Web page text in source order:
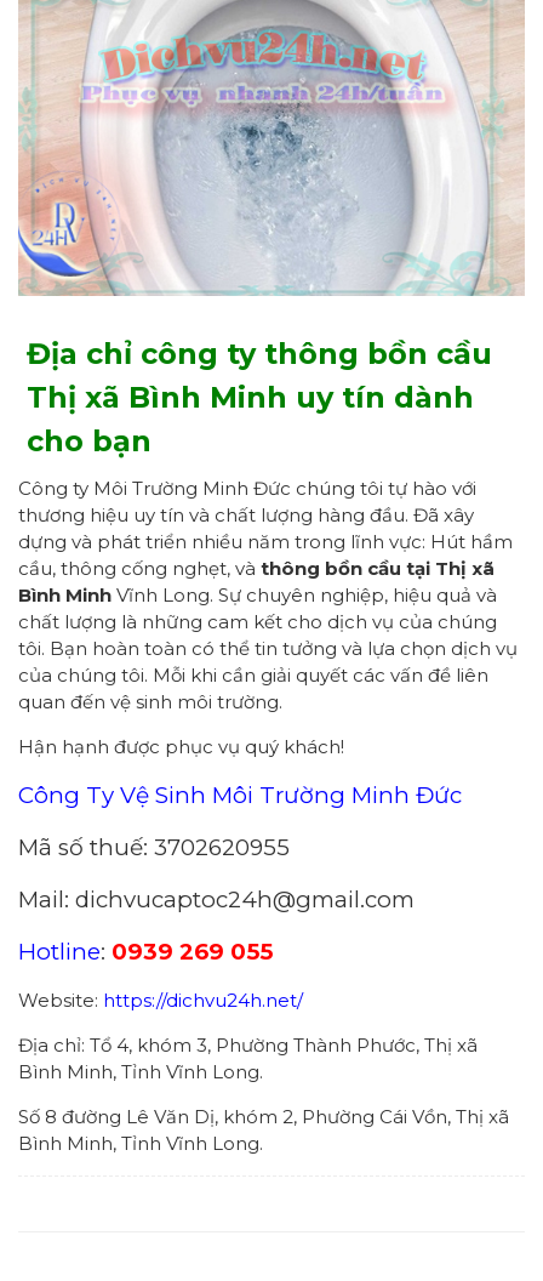
Địa chỉ công ty thông bồn cầu
Thị xã Bình Minh uy tín dành
cho bạn
Công ty Môi Trường Minh Đức chúng tôi tự hào với
thương hiệu uy tín và chất lượng hàng đầu. Đã xây
dựng và phát triển nhiều năm trong lĩnh vực: Hút hầm
cầu, thông cống nghẹt, và thông bồn cầu tại Thị xã
Bình Minh Vĩnh Long. Sự chuyên nghiệp, hiệu quả và
chất lượng là những cam kết cho dịch vụ của chúng
tôi. Bạn hoàn toàn có thể tin tưởng và lựa chọn dịch vụ
của chúng tôi. Mỗi khi cần giải quyết các vấn đề liên
quan đến vệ sinh môi trường.
Hận hạnh được phục vụ quý khách!
Công Ty Vệ Sinh Môi Trường Minh Đức
Mã số thuế: 3702620955
Mail: dichvucaptoc24h@gmail.com
Hotline: 0939 269 055
Website: https://dichvu24h.net/
Địa chỉ: Tổ 4, khóm 3, Phường Thành Phước, Thị xã
Bình Minh, Tỉnh Vĩnh Long.
Số 8 đường Lê Văn Dị, khóm 2, Phường Cái Vồn, Thị xã
Bình Minh, Tỉnh Vĩnh Long.